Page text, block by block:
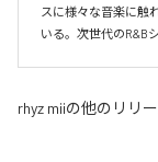
スに様々な音楽に触
いる。次世代のR&B
rhyz miiの他のリリー